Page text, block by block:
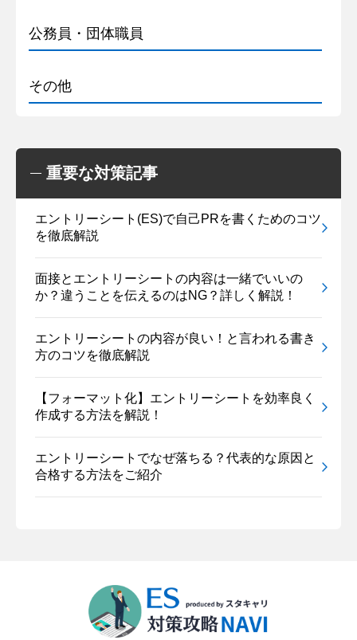
公務員・団体職員
その他
重要な対策記事
エントリーシート(ES)で自己PRを書くためのコツ
を徹底解説
面接とエントリーシートの内容は一緒でいいの
か？違うことを伝えるのはNG？詳しく解説！
エントリーシートの内容が良い！と言われる書き
方のコツを徹底解説
【フォーマット化】エントリーシートを効率良く
作成する方法を解説！
エントリーシートでなぜ落ちる？代表的な原因と
合格する方法をご紹介